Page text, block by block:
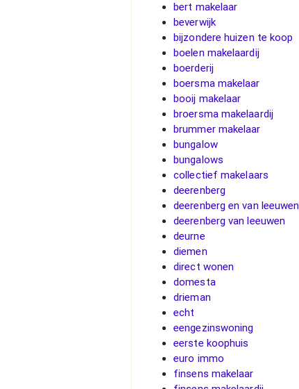
bert makelaar
beverwijk
bijzondere huizen te koop
boelen makelaardij
boerderij
boersma makelaar
booij makelaar
broersma makelaardij
brummer makelaar
bungalow
bungalows
collectief makelaars
deerenberg
deerenberg en van leeuwen
deerenberg van leeuwen
deurne
diemen
direct wonen
domesta
drieman
echt
eengezinswoning
eerste koophuis
euro immo
finsens makelaar